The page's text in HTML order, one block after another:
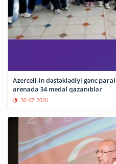
Azercell-in dəstəklədiyi gənc
arenada 34 medal qazanıblar
30-07-2026